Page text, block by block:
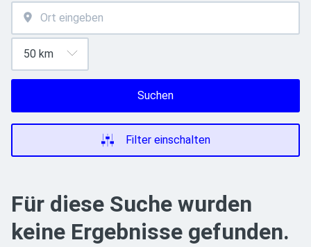
Suchen
Filter einschalten
Für diese Suche wurden
keine Ergebnisse gefunden.